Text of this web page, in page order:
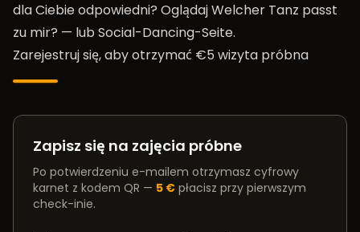
dla Ciebie odpowiedni? OglądajWelcher Tanz passt
zu mir? — lub Social-Dancing-Seite.
Zarejestruj się, aby otrzymać €5 wizyta próbna
Zapisz się na zajęcia próbne
Po potwierdzeniu e-mailem otrzymasz cyfrowy
karnet z kodem QR — 5 € płacisz przy pierwszym
check-inie.